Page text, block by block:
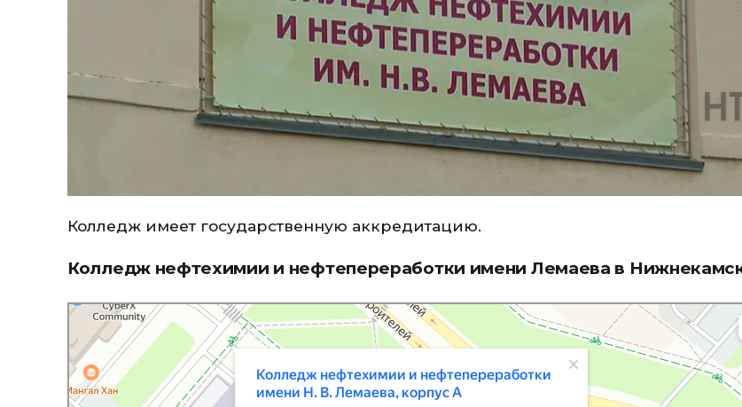
Колледж имеет государственную аккредитацию.
Колледж нефтехимии и нефтепереработки имени Лемаева в
Колледж нефтехимии и нефтепереработки имени Н. В. Лемаева, корпус А
Колледж в Нижнекамске